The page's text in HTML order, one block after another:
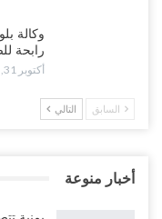
وكالة
رابحة
أكتوبر 31, 2025
السابق التالي
أخبار منوعة